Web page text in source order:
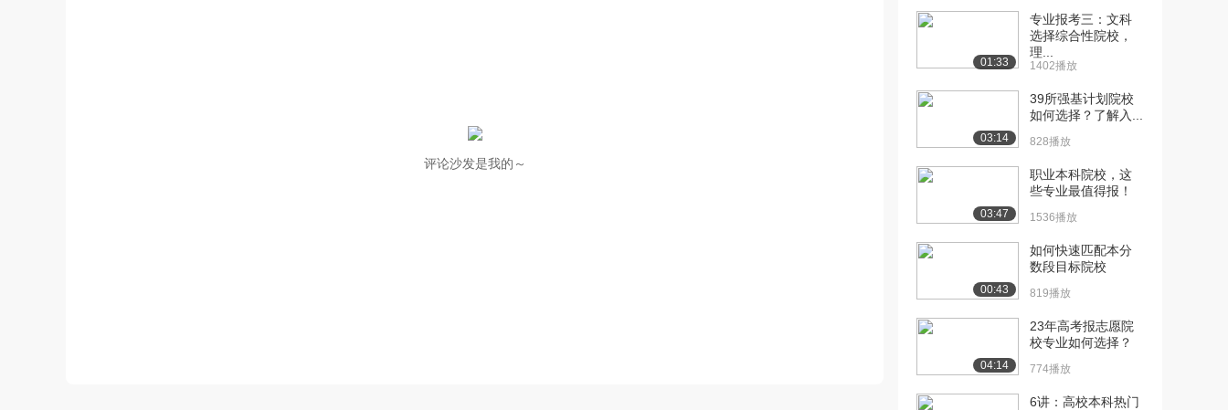
评论沙发是我的～
[10] 本专业院校分析4个梯
队
待播放
转变
考试内容
标定位分析
[14] 考研政治要考多少分
952播放
[15] 考研英语一、英语二
对比，使用参考书
1409播放
01:33
专业报考三：文科
选择综合性院校，
理...
1402播放
03:14
39所强基计划院校
如何选择？了解入...
828播放
03:47
职业本科院校，这
些专业最值得报！
1536播放
00:43
如何快速匹配本分
数段目标院校
819播放
04:14
23年高考报志愿院
校专业如何选择？
774播放
6讲：高校本科热门